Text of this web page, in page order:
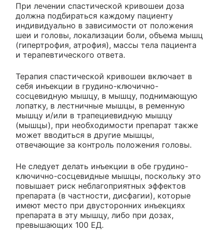
При лечении спастической кривошеи доза
должна подбираться каждому пациенту
индивидуально в зависимости от положения
шеи и головы, локализации боли, объема мышц
(гипертрофия, атрофия), массы тела пациента
и терапевтического ответа.
Терапия спастической кривошеи включает в
себя инъекции в грудино-ключично-
сосцевидную мышцу, в мышцу, поднимающую
лопатку, в лестничные мышцы, в ременную
мышцу и/или в трапециевидную мышцу
(мышцы), при необходимости препарат также
может вводиться в другие мышцы,
отвечающие за контроль положения головы.
Не следует делать инъекции в обе грудино-
ключично-сосцевидные мышцы, поскольку это
повышает риск неблагоприятных эффектов
препарата (в частности, дисфагии), которые
имеют место при двусторонних инъекциях
препарата в эту мышцу, либо при дозах,
превышающих 100 ЕД.